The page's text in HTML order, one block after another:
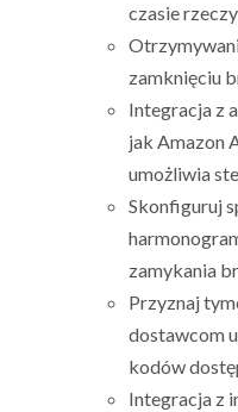
czasie
zamknięciu
Integracja z
jak Amazon
umożliwia
Skonfiguruj
zamykania
Przyznaj
dostawcom
kodów
Integracja z